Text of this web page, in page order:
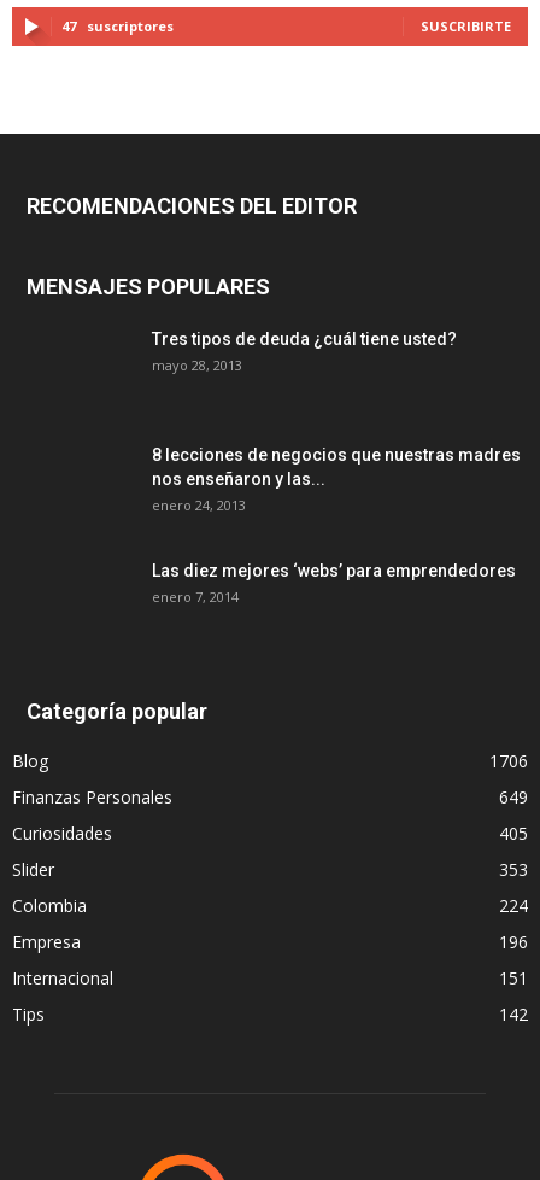
47 suscriptores SUSCRIBIRTE
RECOMENDACIONES DEL EDITOR
MENSAJES POPULARES
Tres tipos de deuda ¿cuál tiene usted?
mayo 28, 2013
8 lecciones de negocios que nuestras madres
nos enseñaron y las...
enero 24, 2013
Las diez mejores ‘webs’ para emprendedores
enero 7, 2014
Categoría popular
Blog
1706
Finanzas Personales
649
Curiosidades
405
Slider
353
Colombia
224
Empresa
196
Internacional
151
Tips
142